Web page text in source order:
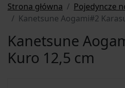
Strona główna
Pojedyncze
Kanetsune Aogami#2
Kanetsune
Kuro 12,5 cm